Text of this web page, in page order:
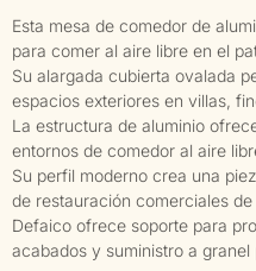
Esta mesa de comedor de
para comer al aire libre en el
Su alargada cubierta ovalada
espacios exteriores en villas,
La estructura de aluminio
entornos de comedor al aire
Su perfil moderno crea una
de restauración comerciales de
Defaico ofrece soporte para
acabados y suministro a granel